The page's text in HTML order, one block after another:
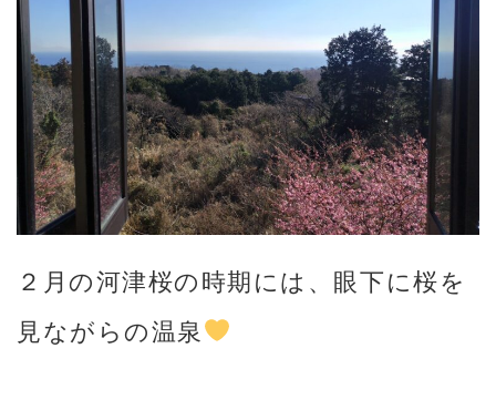
２月の河津桜の時期には、眼下に桜を
見ながらの温泉